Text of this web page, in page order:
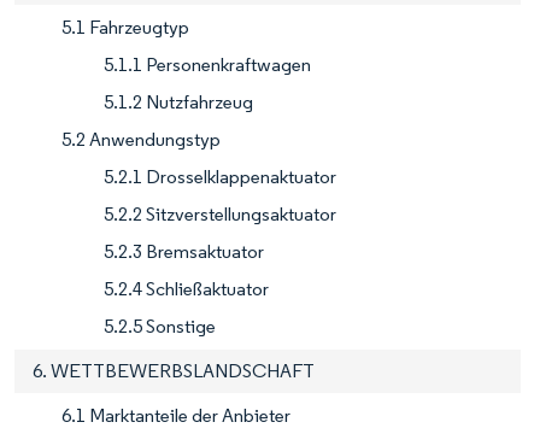
5.1 Fahrzeugtyp
5.1.1 Personenkraftwagen
5.1.2 Nutzfahrzeug
5.2 Anwendungstyp
5.2.1 Drosselklappenaktuator
5.2.2 Sitzverstellungsaktuator
5.2.3 Bremsaktuator
5.2.4 Schließaktuator
5.2.5 Sonstige
6. WETTBEWERBSLANDSCHAFT
6.1 Marktanteile der Anbieter